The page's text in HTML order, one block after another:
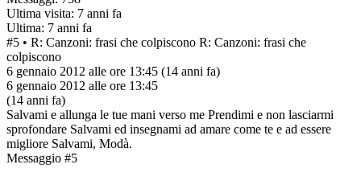
Ultima visita: 7 anni fa
Ultima: 7 anni fa
#5 • R: Canzoni: frasi che colpiscono R: Canzoni: frasi che
colpiscono
6 gennaio 2012 alle ore 13:45 (14 anni fa)
6 gennaio 2012 alle ore 13:45
(14 anni fa)
Salvami e allunga le tue mani verso me Prendimi e non lasciarmi
sprofondare Salvami ed insegnami ad amare come te e ad essere
migliore Salvami, Modà.
Messaggio #5